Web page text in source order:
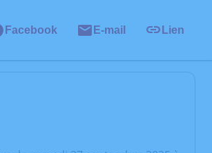
Facebook E-mail Lien